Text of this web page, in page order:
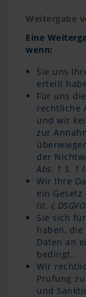
Weitergabe
Eine
wenn:
Sie uns
erteilt
Für uns
rechtliche
und wir
zur
der
Abs. 1 S. 1
Wir Ihre
ein
lit. c DSGVO
Sie sich
haben,
Daten an
bedingt.
Wir
Prüfung
und